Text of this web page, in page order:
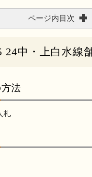
ページ内目次
24中・上白水線
法
札